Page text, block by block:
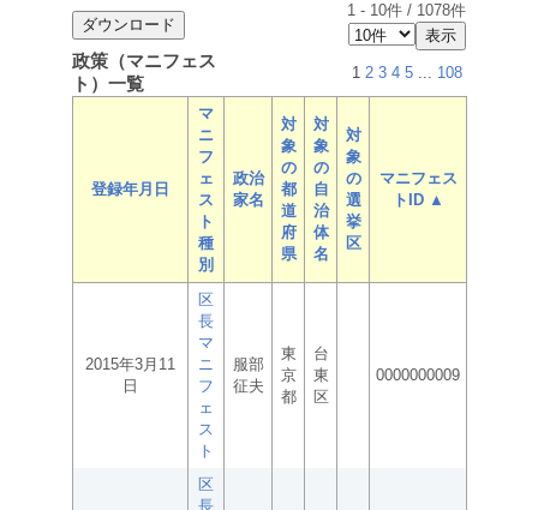
1 - 10件 / 1078件
政策（マニフェス
ト）一覧
1 2 3 4 5 ... 108
登録年月日
マ
ニ
フ
ェ
ス
ト
種
別
政治
家名
対
象
の
都
道
府
県
対
象
の
自
治
体
名
対
象
の
選
挙
区
マニフェス
トID ▲
2015年3月11
日
区
長
マ
ニ
フ
ェ
ス
ト
服部
征夫
東
京
都
台
東
区
0000000009
区
長